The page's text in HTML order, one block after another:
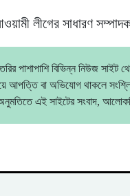
আওয়ামী লীগের সাধারণ
পাশাপাশি বিভিন্ন নিউজ সাইট
আপত্তি বা অভিযোগ থাকলে
এই সাইটের সংবাদ,